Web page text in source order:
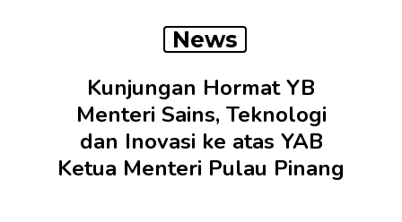
News
Kunjungan Hormat YB
Menteri Sains, Teknologi
dan Inovasi ke atas YAB
Ketua Menteri Pulau Pinang